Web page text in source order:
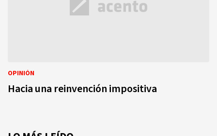
OPINIÓN
Hacia una reinvención impositiva